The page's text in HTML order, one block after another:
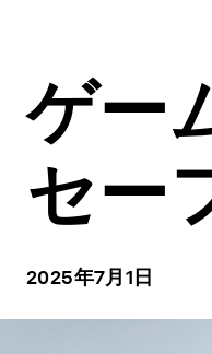
ゲー
セー
2025年7月1日